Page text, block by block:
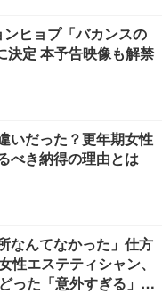
ヒョプ「バカンスの
決定 本予告映像も解禁
いだった？更年期女性
べき納得の理由とは
なんてなかった」仕方
性エステティシャン、
った「意外すぎる」紆